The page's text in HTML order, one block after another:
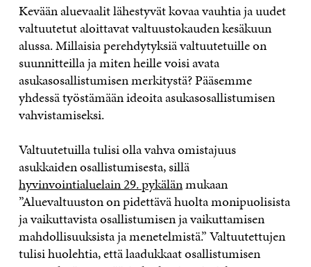
Kevään aluevaalit lähestyvät kovaa vauhtia ja uudet
valtuutetut aloittavat valtuustokauden kesäkuun
alussa. Millaisia perehdytyksiä valtuutetuille on
suunnitteilla ja miten heille voisi avata
asukasosallistumisen merkitystä? Pääsemme
yhdessä työstämään ideoita asukasosallistumisen
vahvistamiseksi.
Valtuutetuilla tulisi olla vahva omistajuus
asukkaiden osallistumisesta, sillä
hyvinvointialuelain 29. pykälänmukaan
”Aluevaltuuston on pidettävä huolta monipuolisista
ja vaikuttavista osallistumisen ja vaikuttamisen
mahdollisuuksista ja menetelmistä.” Valtuutettujen
tulisi huolehtia, että laadukkaat osallistumisen